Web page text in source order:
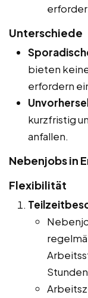
Unterschiede
bieten
erfordern
kurzfristig
anfallen.
Nebenjobs in
Flexibilität